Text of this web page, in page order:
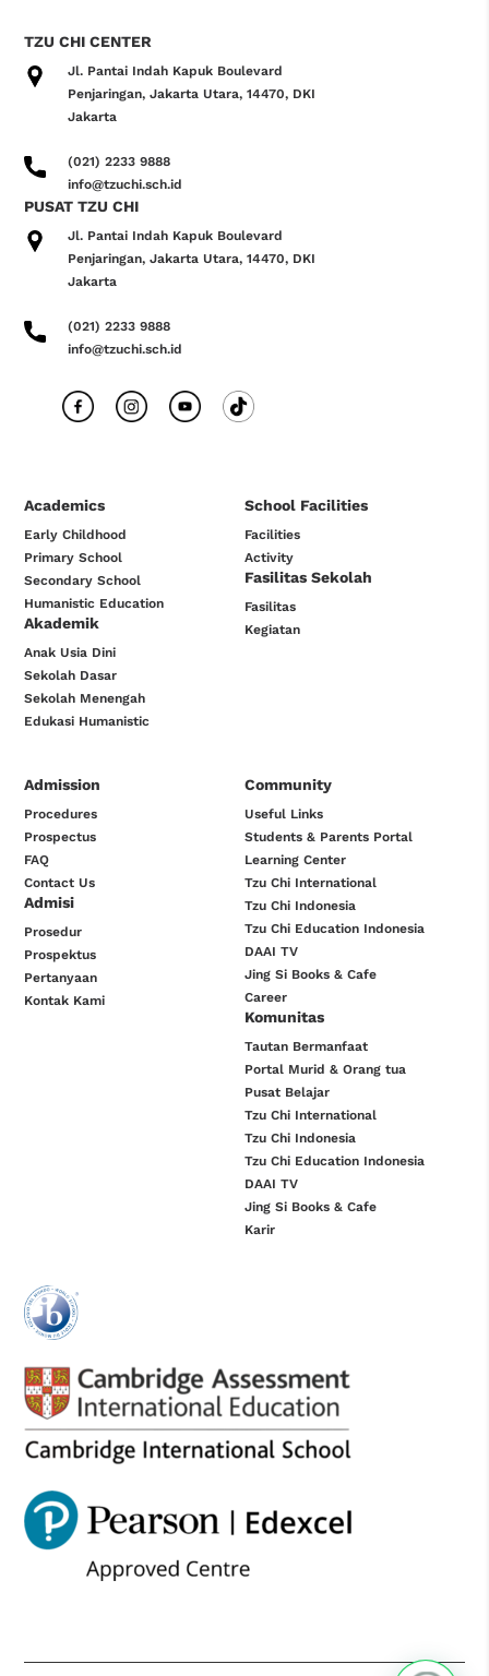
TZU CHI CENTER
Jl. Pantai Indah Kapuk Boulevard
Penjaringan, Jakarta Utara, 14470, DKI
Jakarta
(021) 2233 9888
info@tzuchi.sch.id
PUSAT TZU CHI
Jl. Pantai Indah Kapuk Boulevard
Penjaringan, Jakarta Utara, 14470, DKI
Jakarta
(021) 2233 9888
info@tzuchi.sch.id
Academics
Early Childhood
Primary School
Secondary School
Humanistic Education
Akademik
Anak Usia Dini
Sekolah Dasar
Sekolah Menengah
Edukasi Humanistic
School Facilities
Facilities
Activity
Fasilitas Sekolah
Fasilitas
Kegiatan
Admission
Procedures
Prospectus
FAQ
Contact Us
Admisi
Prosedur
Prospektus
Pertanyaan
Kontak Kami
Community
Useful Links
Students & Parents Portal
Learning Center
Tzu Chi International
Tzu Chi Indonesia
Tzu Chi Education Indonesia
DAAI TV
Jing Si Books & Cafe
Career
Komunitas
Tautan Bermanfaat
Portal Murid & Orang tua
Pusat Belajar
Tzu Chi International
Tzu Chi Indonesia
Tzu Chi Education Indonesia
DAAI TV
Jing Si Books & Cafe
Karir